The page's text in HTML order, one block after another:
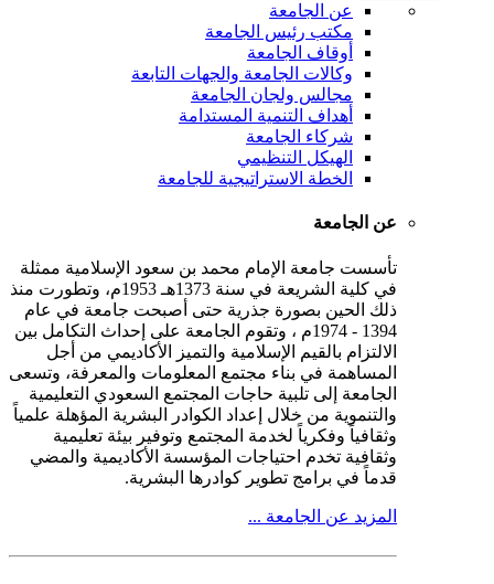
عن الجامعة
مكتب رئيس الجامعة
أوقاف الجامعة
وكالات الجامعة والجهات التابعة
مجالس ولجان الجامعة
أهداف التنمية المستدامة
شركاء الجامعة
الهيكل التنظيمي
الخطة الاستراتيجية للجامعة
عن الجامعة
تأسست جامعة الإمام محمد بن سعود الإسلامية ممثلة
في كلية الشريعة في سنة 1373هـ 1953م، وتطورت منذ
ذلك الحين بصورة جذرية حتى أصبحت جامعة في عام
1394 - 1974م ، وتقوم الجامعة على إحداث التكامل بين
الالتزام بالقيم الإسلامية والتميز الأكاديمي من أجل
المساهمة في بناء مجتمع المعلومات والمعرفة، وتسعى
الجامعة إلى تلبية حاجات المجتمع السعودي التعليمية
والتنموية من خلال إعداد الكوادر البشرية المؤهلة علمياً
وثقافياً وفكرياً لخدمة المجتمع وتوفير بيئة تعليمية
وثقافية تخدم احتياجات المؤسسة الأكاديمية والمضي
قدماً في برامج تطوير كوادرها البشرية.
المزيد عن الجامعة ...